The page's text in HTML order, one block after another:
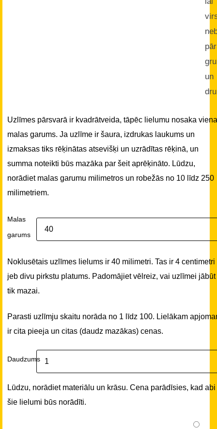
un
Uzlīmes pārsvarā ir kvadrātveida, tāpēc lielumu nosaka
malas garums. Ja uzlīme ir šaura, izdrukas laukums un
izmaksas tiks rēķinātas atsevišķi un uzrādītas rēķinā, un
summa noteikti būs mazāka par šeit aprēķināto. Lūdzu,
norādiet malas garumu milimetros un robežās no 10 līdz 250
milimetriem.
Malas
garums
Noklusētais uzlīmes lielums ir 40 milimetri. Tas ir 4 centimetri
jeb divu pirkstu platums. Padomājiet vēlreiz, vai uzlīmei jābūt
tik mazai.
Parasti uzlīmju skaitu norāda no 1 līdz 100. Lielākam
ir cita pieeja un citas (daudz mazākas) cenas.
Daudzums
Lūdzu, norādiet materiālu un krāsu. Cena parādīsies, kad abi
šie lielumi būs norādīti.